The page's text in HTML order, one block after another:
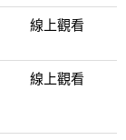
線上觀看
線上觀看